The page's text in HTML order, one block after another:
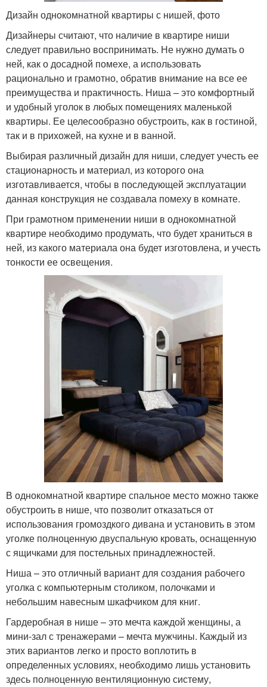
Дизайн однокомнатной квартиры с нишей, фото
Дизайнеры считают, что наличие в квартире ниши
следует правильно воспринимать. Не нужно думать о
ней, как о досадной помехе, а использовать
рационально и грамотно, обратив внимание на все ее
преимущества и практичность. Ниша – это комфортный
и удобный уголок в любых помещениях маленькой
квартиры. Ее целесообразно обустроить, как в гостиной,
так и в прихожей, на кухне и в ванной.
Выбирая различный дизайн для ниши, следует учесть ее
стационарность и материал, из которого она
изготавливается, чтобы в последующей эксплуатации
данная конструкция не создавала помеху в комнате.
При грамотном применении ниши в однокомнатной
квартире необходимо продумать, что будет храниться в
ней, из какого материала она будет изготовлена, и учесть
тонкости ее освещения.
В однокомнатной квартире спальное место можно также
обустроить в нише, что позволит отказаться от
использования громоздкого дивана и установить в этом
уголке полноценную двуспальную кровать, оснащенную
с ящичками для постельных принадлежностей.
Ниша – это отличный вариант для создания рабочего
уголка с компьютерным столиком, полочками и
небольшим навесным шкафчиком для книг.
Гардеробная в нише – это мечта каждой женщины, а
мини-зал с тренажерами – мечта мужчины. Каждый из
этих вариантов легко и просто воплотить в
определенных условиях, необходимо лишь установить
здесь полноценную вентиляционную систему,